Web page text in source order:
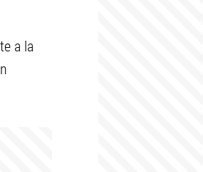
a la